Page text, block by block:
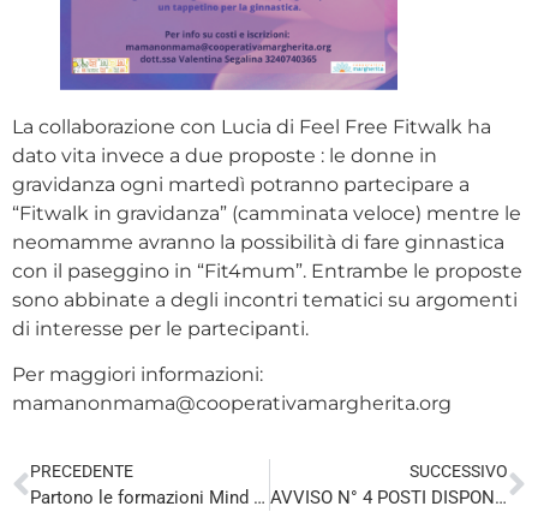
La collaborazione con Lucia di Feel Free Fitwalk ha
dato vita invece a due proposte : le donne in
gravidanza ogni martedì potranno partecipare a
“Fitwalk in gravidanza” (camminata veloce) mentre le
neomamme avranno la possibilità di fare ginnastica
con il paseggino in “Fit4mum”. Entrambe le proposte
sono abbinate a degli incontri tematici su argomenti
di interesse per le partecipanti.
Per maggiori informazioni:
mamanonmama@cooperativamargherita.org
PRECEDENTE
Partono le formazioni Mind Inclusion 2.0!
SUCCESSIVO
AVVISO N° 4 POSTI DISPONIBILI – CORSO INTENSIVO SANDRIGO (VI)